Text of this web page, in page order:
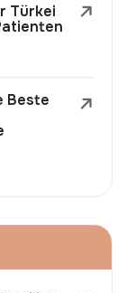
Türkei
Beste